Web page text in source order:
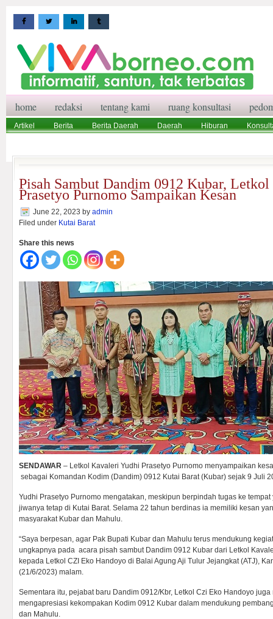
home redaksi tentang kami ruang konsultasi
Artikel Berita Berita Daerah Daerah Hiburan
Pisah Sambut Dandim 0912 Kubar,
Prasetyo Purnomo Sampaikan Kesan
June 22, 2023 by admin
Filed under Kutai Barat
Share this news
SENDAWAR – Letkol Kavaleri Yudhi Prasetyo Purnomo menyampaikan
sebagai Komandan Kodim (Dandim) 0912 Kutai Barat (Kubar) sejak 9 Juli
Yudhi Prasetyo Purnomo mengatakan, meskipun berpindah tugas ke
jiwanya tetap di Kutai Barat. Selama 22 tahun berdinas ia memiliki kesan
masyarakat Kubar dan Mahulu.
“Saya berpesan, agar Pak Bupati Kubar dan Mahulu terus mendukung
ungkapnya pada acara pisah sambut Dandim 0912 Kubar dari Letkol
kepada Letkol CZI Eko Handoyo di Balai Agung Aji Tulur Jejangkat (ATJ),
(21/6/2023) malam.
Sementara itu, pejabat baru Dandim 0912/Kbr, Letkol Czi Eko Handoyo
mengapresiasi kekompakan Kodim 0912 Kubar dalam mendukung
dan Mahulu.